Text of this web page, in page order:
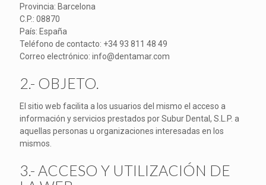
Provincia: Barcelona
C.P.: 08870
País: España
Teléfono de contacto: +34 93 811 48 49
Correo electrónico: info@dentamar.com
2.- OBJETO.
El sitio web facilita a los usuarios del mismo el acceso a
información y servicios prestados por Subur Dental, S.L.P. a
aquellas personas u organizaciones interesadas en los
mismos.
3.- ACCESO Y UTILIZACIÓN DE